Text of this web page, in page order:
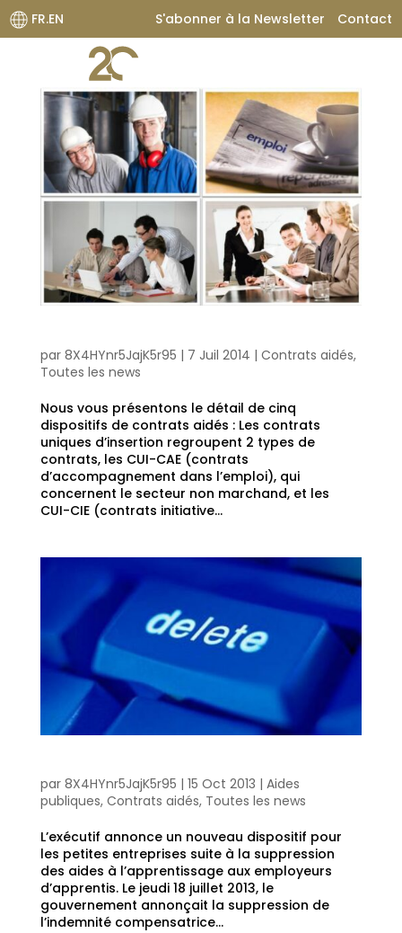
FR.EN S'abonner à la Newsletter Contact
par 8X4HYnr5JajK5r95 | 7 Juil 2014 | Contrats aidés,
Toutes les news
Nous vous présentons le détail de cinq
dispositifs de contrats aidés : Les contrats
uniques d’insertion regroupent 2 types de
contrats, les CUI-CAE (contrats
d’accompagnement dans l’emploi), qui
concernent le secteur non marchand, et les
CUI-CIE (contrats initiative...
par 8X4HYnr5JajK5r95 | 15 Oct 2013 | Aides
publiques, Contrats aidés, Toutes les news
L’exécutif annonce un nouveau dispositif pour
les petites entreprises suite à la suppression
des aides à l’apprentissage aux employeurs
d’apprentis. Le jeudi 18 juillet 2013, le
gouvernement annonçait la suppression de
l’indemnité compensatrice...